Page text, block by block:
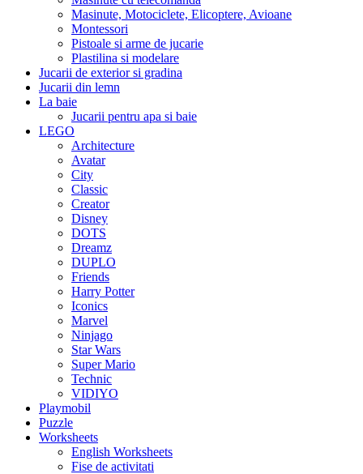
Masinute, Motociclete, Elicoptere, Avioane
Montessori
Pistoale si arme de jucarie
Plastilina si modelare
Jucarii de exterior si gradina
Jucarii din lemn
La baie
Jucarii pentru apa si baie
LEGO
Architecture
Avatar
City
Classic
Creator
Disney
DOTS
Dreamz
DUPLO
Friends
Harry Potter
Iconics
Marvel
Ninjago
Star Wars
Super Mario
Technic
VIDIYO
Playmobil
Puzzle
Worksheets
English Worksheets
Fise de activitati